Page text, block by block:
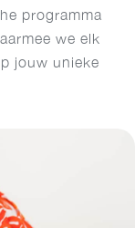
programma
we elk
jouw unieke